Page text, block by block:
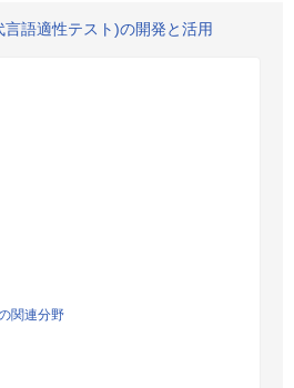
語適性テスト)の開発と活用
関連分野